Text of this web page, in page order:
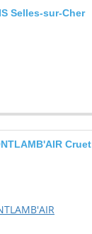
Selles-sur-Cher
Cruet